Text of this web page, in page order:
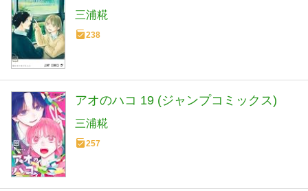
三浦糀
238
アオのハコ 19 (ジャンプコミックス)
三浦糀
257